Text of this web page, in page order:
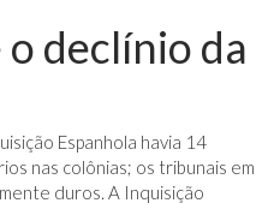
declínio da
Espanhola havia 14
nas colônias; os tribunais em
duros. A Inquisição